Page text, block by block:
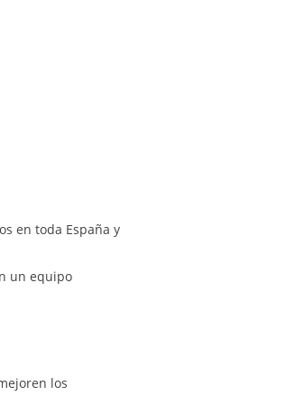
en toda España y
un equipo
los